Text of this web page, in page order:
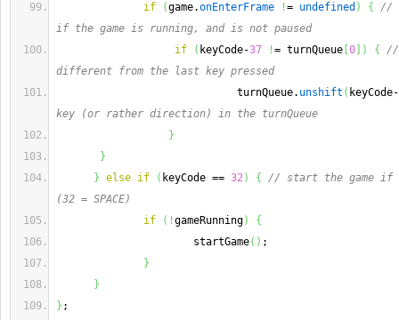
if
(game.onEnterFrame != undefined ) {
//
if the game is running, and is not paused
if
( keyCode-37 != turnQueue 0 ) {
different from the last key pressed
turnQueue. unshift ( keyCode-
key (or rather direction) in the turnQueue
}
}
} else if ( keyCode == 32) {
// start the game
(32 = SPACE)
if
( !gameRunning)
{
startGame( ) ;
}
}
} ;